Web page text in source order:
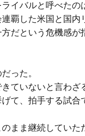
イバルと呼べたの
覇した米国と国内
だという危機感が
った。
ていないと言わざ
て、拍手する試合
まま継続していた